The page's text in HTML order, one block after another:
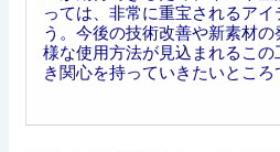
っては、非常に重宝されるアイ
う。今後の技術改善や新素材
様な使用方法が見込まれるこ
き関心を持っていきたいところ